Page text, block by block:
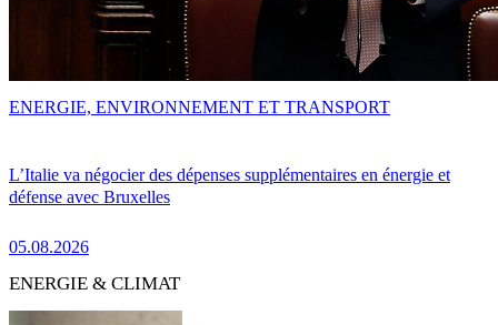
L’Italie va négocier des dépenses supplémentaires en énergie et
défense avec Bruxelles
05.08.2026
ENERGIE, ENVIRONNEMENT ET TRANSPORT
ENERGIE & CLIMAT